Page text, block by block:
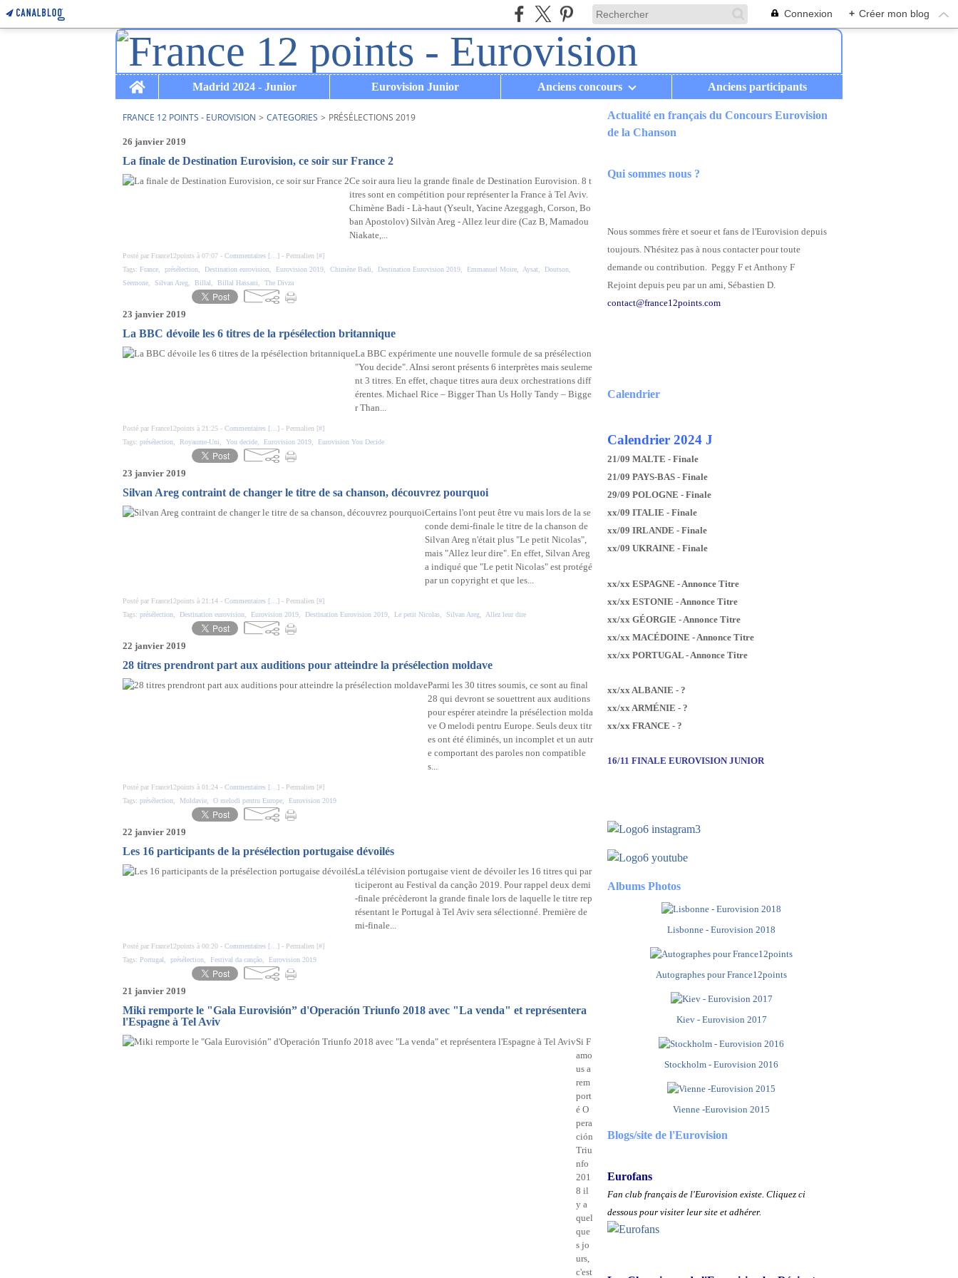
Connexion + Créer mon blog
Home
Madrid 2024 - Junior Eurovision Junior Anciens concours Anciens participants
FRANCE 12 POINTS - EUROVISION > CATEGORIES > PRÉSÉLECTIONS 2019
26 janvier 2019
La finale de Destination Eurovision, ce soir sur France 2
Ce soir aura lieu la grande finale de Destination Eurovision. 8 t
itres sont en compétition pour représenter la France à Tel Aviv.
Chimène Badi - Là-haut (Yseult, Yacine Azeggagh, Corson, Bo
ban Apostolov) Silvàn Areg - Allez leur dire (Caz B, Mamadou
Niakate,...
Posté par France12points à 07:07 - Commentaires [ ] - Permalien [#]
Tags: France présélection Destination eurovision Eurovision 2019 Chimène Badi Destination Eurovision 2019 Emmanuel Moire Aysat Doutson
Seemone
Silvan Areg Billal Billal Hassani The Divza
23 janvier 2019
La BBC dévoile les 6 titres de la rpésélection britannique
La BBC expérimente une nouvelle formule de sa présélection
"You decide". AInsi seront présents 6 interprètes mais seuleme
nt 3 titres. En effet, chaque titres aura deux orchestrations diff
érentes. Michael Rice – Bigger Than Us Holly Tandy – Bigge
r Than...
Posté par France12points à 21:25 - Commentaires [ ] - Permalien [#]
Tags: présélection Royaume-Uni You decide Eurovision 2019 Eurovision You Decide
23 janvier 2019
Silvan Areg contraint de changer le titre de sa chanson, découvrez pourquoi
Certains l'ont peut être vu mais lors de la se
conde demi-finale le titre de la chanson de
Silvan Areg n'était plus "Le petit Nicolas",
mais "Allez leur dire". En effet, Silvan Areg
a indiqué que "Le petit Nicolas" est protégé
par un copyright et que les...
Posté par France12points à 21:14 - Commentaires [ ] - Permalien [#]
Tags: présélection Destination eurovision Eurovision 2019 Destination Eurovision 2019 Le petit Nicolas Silvan Areg Allez leur dire
22 janvier 2019
28 titres prendront part aux auditions pour atteindre la présélection moldave
Parmi les 30 titres soumis, ce sont au final
28 qui devront se souettrent aux auditions
pour espérer ateindre la présélection molda
ve O melodi pentru Europe. Seuls deux titr
es ont été éliminés, un incomplet et un autr
e comportant des paroles non compatible
s...
Posté par France12points à 01:24 - Commentaires [ ] - Permalien [#]
Tags: présélection Moldavie O melodi pentru Europe Eurovision 2019
22 janvier 2019
Les 16 participants de la présélection portugaise dévoilés
La télévision portugaise vient de dévoiler les 16 titres qui par
ticiperont au Festival da canção 2019. Pour rappel deux demi
-finale précèderont la grande finale lors de laquelle le titre rep
résentant le Portugal à Tel Aviv sera sélectionné. Première de
mi-finale...
Posté par France12points à 00:20 - Commentaires [ ] - Permalien [#]
Tags: Portugal présélection Festival da canção Eurovision 2019
21 janvier 2019
Miki remporte le "Gala Eurovisión” d'Operación Triunfo 2018 avec "La venda" et représentera
l'Espagne à Tel Aviv
Si F
amo
us a
rem
port
é O
pera
ción
Triu
nfo
201
8 il
y a
quel
que
s jo
urs,
c'est
Actualité en français du Concours Eurovision
de la Chanson
Qui sommes nous ?
Nous sommes frère et soeur et fans de l'Eurovision depuis
toujours. N'hésitez pas à nous contacter pour toute
demande ou contribution. Peggy F et Anthony F
Rejoint depuis peu par un ami, Sébastien D.
contact@france12points.com
Calendrier
Calendrier 2024 J
21/09 MALTE - Finale
21/09 PAYS-BAS - Finale
29/09 POLOGNE - Finale
xx/09 ITALIE - Finale
xx/09 IRLANDE - Finale
xx/09 UKRAINE - Finale
xx/xx ESPAGNE - Annonce Titre
xx/xx ESTONIE - Annonce Titre
xx/xx GÉORGIE - Annonce Titre
xx/xx MACÉDOINE - Annonce Titre
xx/xx PORTUGAL - Annonce Titre
xx/xx ALBANIE - ?
xx/xx ARMÉNIE - ?
xx/xx FRANCE - ?
16/11 FINALE EUROVISION JUNIOR
Albums Photos
Lisbonne - Eurovision 2018
Autographes pour France12points
Kiev - Eurovision 2017
Stockholm - Eurovision 2016
Vienne -Eurovision 2015
Blogs/site de l'Eurovision
Eurofans
Fan club français de l'Eurovision existe. Cliquez ci
dessous pour visiter leur site et adhérer.